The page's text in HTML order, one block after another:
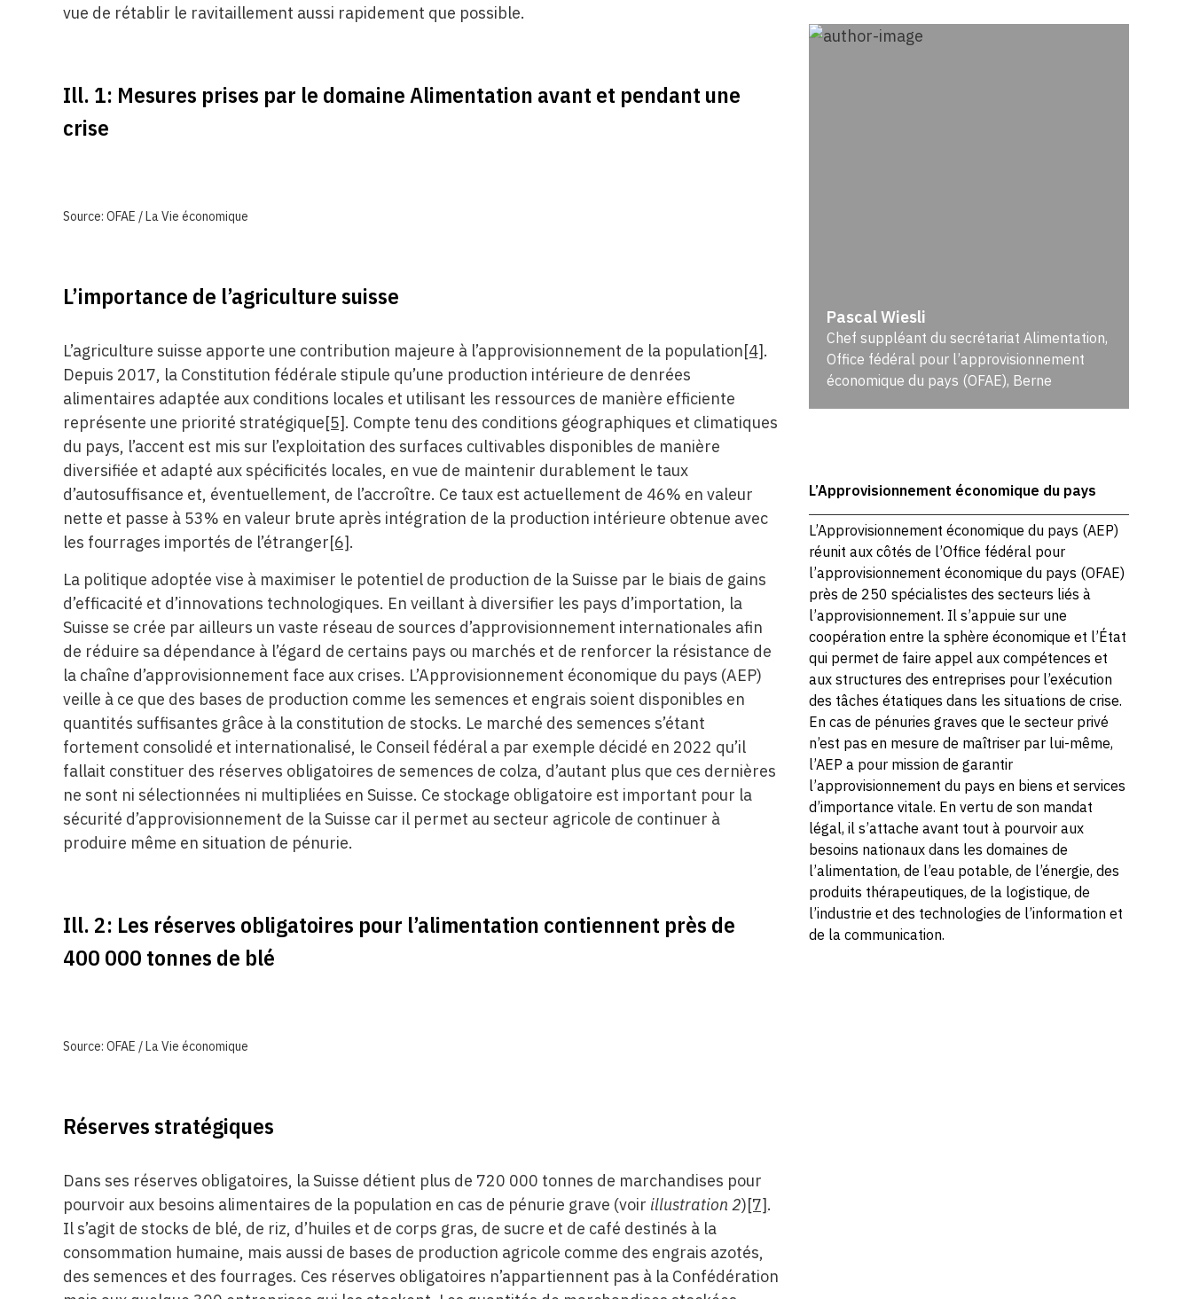
vue de rétablir le ravitaillement aussi rapidement que possible.
Ill. 1: Mesures prises par le domaine Alimentation avant et pendant une
crise
Source: OFAE / La Vie économique
L’importance de l’agriculture suisse
L’agriculture suisse apporte une contribution majeure à l’approvisionnement de la population[4].
Depuis 2017, la Constitution fédérale stipule qu’une production intérieure de denrées
alimentaires adaptée aux conditions locales et utilisant les ressources de manière efficiente
représente une priorité stratégique[5]. Compte tenu des conditions géographiques et climatiques
du pays, l’accent est mis sur l’exploitation des surfaces cultivables disponibles de manière
diversifiée et adapté aux spécificités locales, en vue de maintenir durablement le taux
d’autosuffisance et, éventuellement, de l’accroître. Ce taux est actuellement de 46% en valeur
nette et passe à 53% en valeur brute après intégration de la production intérieure obtenue avec
les fourrages importés de l’étranger[6].
La politique adoptée vise à maximiser le potentiel de production de la Suisse par le biais de gains
d’efficacité et d’innovations technologiques. En veillant à diversifier les pays d’importation, la
Suisse se crée par ailleurs un vaste réseau de sources d’approvisionnement internationales afin
de réduire sa dépendance à l’égard de certains pays ou marchés et de renforcer la résistance de
la chaîne d’approvisionnement face aux crises. L’Approvisionnement économique du pays (AEP)
veille à ce que des bases de production comme les semences et engrais soient disponibles en
quantités suffisantes grâce à la constitution de stocks. Le marché des semences s’étant
fortement consolidé et internationalisé, le Conseil fédéral a par exemple décidé en 2022 qu’il
fallait constituer des réserves obligatoires de semences de colza, d’autant plus que ces dernières
ne sont ni sélectionnées ni multipliées en Suisse. Ce stockage obligatoire est important pour la
sécurité d’approvisionnement de la Suisse car il permet au secteur agricole de continuer à
produire même en situation de pénurie.
Ill. 2: Les réserves obligatoires pour l’alimentation contiennent près de
400 000 tonnes de blé
Source: OFAE / La Vie économique
Réserves stratégiques
Dans ses réserves obligatoires, la Suisse détient plus de 720 000 tonnes de marchandises pour
pourvoir aux besoins alimentaires de la population en cas de pénurie grave (voir illustration 2)[7].
Il s’agit de stocks de blé, de riz, d’huiles et de corps gras, de sucre et de café destinés à la
consommation humaine, mais aussi de bases de production agricole comme des engrais azotés,
des semences et des fourrages. Ces réserves obligatoires n’appartiennent pas à la Confédération
Pascal Wiesli
Chef suppléant du secrétariat Alimentation,
Office fédéral pour l’approvisionnement
économique du pays (OFAE), Berne
L’Approvisionnement économique du pays
L’Approvisionnement économique du pays (AEP)
réunit aux côtés de l’Office fédéral pour
l’approvisionnement économique du pays (OFAE)
près de 250 spécialistes des secteurs liés à
l’approvisionnement. Il s’appuie sur une
coopération entre la sphère économique et l’État
qui permet de faire appel aux compétences et
aux structures des entreprises pour l’exécution
des tâches étatiques dans les situations de crise.
En cas de pénuries graves que le secteur privé
n’est pas en mesure de maîtriser par lui-même,
l’AEP a pour mission de garantir
l’approvisionnement du pays en biens et services
d’importance vitale. En vertu de son mandat
légal, il s’attache avant tout à pourvoir aux
besoins nationaux dans les domaines de
l’alimentation, de l’eau potable, de l’énergie, des
produits thérapeutiques, de la logistique, de
l’industrie et des technologies de l’information et
de la communication.